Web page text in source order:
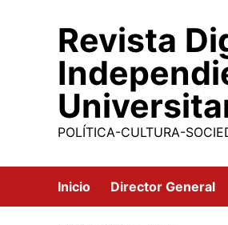
Revista
POLÍTICA-CULTURA-
Inicio Director General